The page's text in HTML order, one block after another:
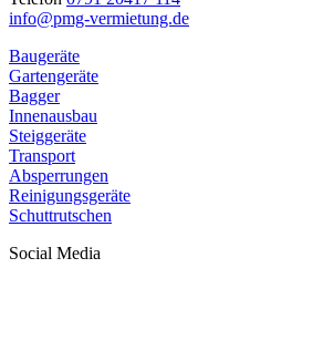
info@pmg-vermietung.de
Baugeräte
Gartengeräte
Bagger
Innenausbau
Steiggeräte
Transport
Absperrungen
Reinigungsgeräte
Schuttrutschen
Social Media